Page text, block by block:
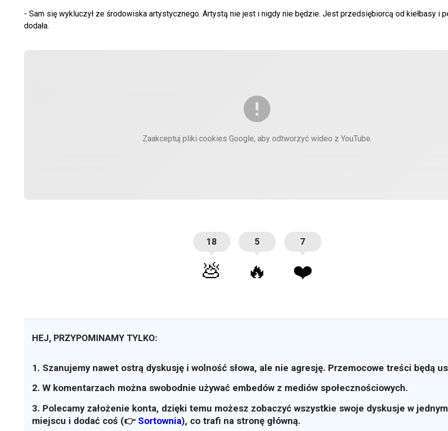
- Sam się wykluczył ze środowiska artystycznego. Artystą nie jest i nigdy nie będzie. Jest przedsiębiorcą od kiełbasy i
dodała.
Zaakceptuj pliki cookies Google, aby odtworzyć wideo z YouTube.
18
💩
5
🔥
7
❤️
HEJ, PRZYPOMINAMY TYLKO:
1. Szanujemy nawet ostrą dyskusję i wolność słowa, ale nie agresję. Przemocowe treści będą
2. W komentarzach można swobodnie używać embedów z mediów społecznościowych.
3. Polecamy założenie konta, dzięki temu możesz zobaczyć wszystkie swoje dyskusje w jednym
miejscu i dodać coś (👉 Sortownia), co trafi na stronę główną.